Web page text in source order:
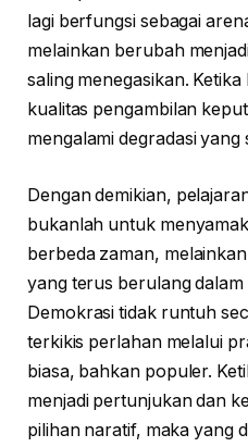
lagi berfungsi sebagai
melainkan berubah
saling menegasikan.
kualitas pengambilan
mengalami degradasi yang
Dengan demikian,
bukanlah untuk
berbeda zaman,
yang terus berulang
Demokrasi tidak runtuh
terkikis perlahan melalui
biasa, bahkan populer.
menjadi pertunjukan dan
pilihan naratif, maka yang